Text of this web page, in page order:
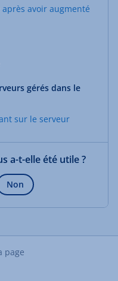
avoir augmenté
gérés dans le
sur le serveur
a-t-elle été utile ?
Non
page